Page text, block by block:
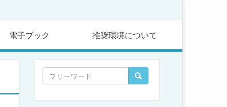
電子ブック 推奨環境について